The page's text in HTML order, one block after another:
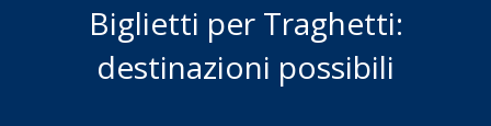
Biglietti per Traghetti:
destinazioni possibili